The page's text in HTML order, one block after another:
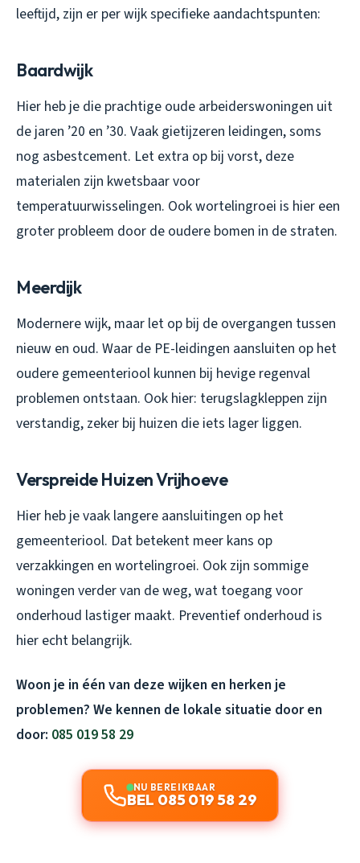
leeftijd, zijn er per wijk specifieke aandachtspunten:
Baardwijk
Hier heb je die prachtige oude arbeiderswoningen uit
de jaren ’20 en ’30. Vaak gietijzeren leidingen, soms
nog asbestcement. Let extra op bij vorst, deze
materialen zijn kwetsbaar voor
temperatuurwisselingen. Ook wortelingroei is hier een
groter probleem door de oudere bomen in de straten.
Meerdijk
Modernere wijk, maar let op bij de overgangen tussen
nieuw en oud. Waar de PE-leidingen aansluiten op het
oudere gemeenteriool kunnen bij hevige regenval
problemen ontstaan. Ook hier: terugslagkleppen zijn
verstandig, zeker bij huizen die iets lager liggen.
Verspreide Huizen Vrijhoeve
Hier heb je vaak langere aansluitingen op het
gemeenteriool. Dat betekent meer kans op
verzakkingen en wortelingroei. Ook zijn sommige
woningen verder van de weg, wat toegang voor
onderhoud lastiger maakt. Preventief onderhoud is
hier echt belangrijk.
Woon je in één van deze wijken en herken je
problemen? We kennen de lokale situatie door en
door: 085 019 58 29
NU BEREIKBAAR
BEL 085 019 58 29